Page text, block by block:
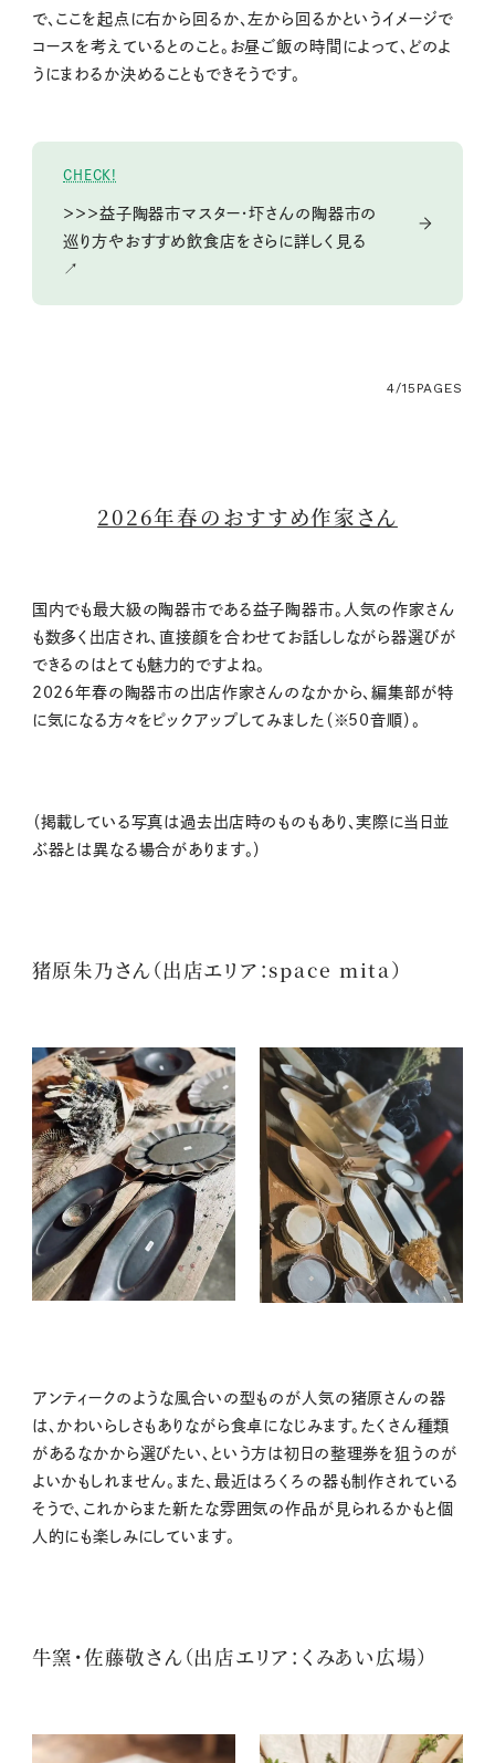
で、ここを起点に右から回るか、左から回るかというイメージで
コースを考えているとのこと。お昼ご飯の時間によって、どのよ
うにまわるか決めることもできそうです。
CHECK!
＞＞＞益子陶器市マスター・圷さんの陶器市の
巡り方やおすすめ飲食店をさらに詳しく見る
↗
4/15 PAGES
2026年春のおすすめ作家さん
国内でも最大級の陶器市である益子陶器市。人気の作家さん
も数多く出店され、直接顔を合わせてお話ししながら器選びが
できるのはとても魅力的ですよね。
2026年春の陶器市の出店作家さんのなかから、編集部が特
に気になる方々をピックアップしてみました（※50音順）。
（掲載している写真は過去出店時のものもあり、実際に当日並
ぶ器とは異なる場合があります。）
猪原朱乃さん（出店エリア：space mita）
アンティークのような風合いの型ものが人気の猪原さんの器
は、かわいらしさもありながら食卓になじみます。たくさん種類
があるなかから選びたい、という方は初日の整理券を狙うのが
よいかもしれません。また、最近はろくろの器も制作されている
そうで、これからまた新たな雰囲気の作品が見られるかもと個
人的にも楽しみにしています。
牛窯・佐藤敬さん（出店エリア：くみあい広場）